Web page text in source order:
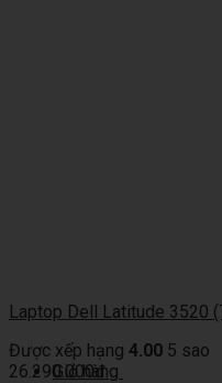
Giỏ hàng
Laptop Dell Latitude 3520
Được xếp hạng 4.00 5 sao
26.290.000đ